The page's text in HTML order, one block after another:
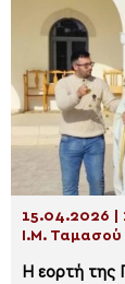
15.04.2026 |
Ι.Μ. Ταμασού
Η εορτή της